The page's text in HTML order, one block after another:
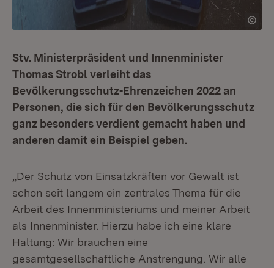
Stv. Ministerpräsident und Innenminister
Thomas Strobl verleiht das
Bevölkerungsschutz-Ehrenzeichen 2022 an
Personen, die sich für den Bevölkerungsschutz
ganz besonders verdient gemacht haben und
anderen damit ein Beispiel geben.
„Der Schutz von Einsatzkräften vor Gewalt ist
schon seit langem ein zentrales Thema für die
Arbeit des Innenministeriums und meiner Arbeit
als Innenminister. Hierzu habe ich eine klare
Haltung: Wir brauchen eine
gesamtgesellschaftliche Anstrengung. Wir alle